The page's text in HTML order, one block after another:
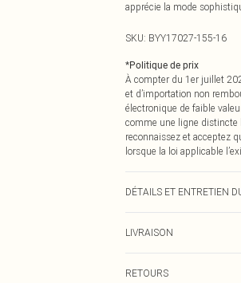
apprécie la mode
SKU: BYY17027-155-16
*Politique de prix
À compter du 1er juillet
et d’importation non
électronique de faible
comme une ligne distincte
reconnaissez et acceptez
lorsque la loi applicable
DÉTAILS ET ENTRETIEN
LIVRAISON
RETOURS